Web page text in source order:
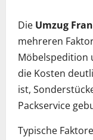
Die Umzug
mehreren
Möbelspedition
die Kosten
ist,
Packservice
Typische